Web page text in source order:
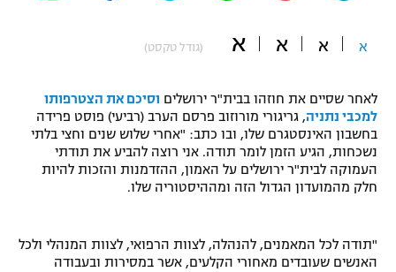
תקנון משתתפים וזוכים בפרסים
תקנון עבור פעילות ספורט 1 – "מרלן"
טניס
גיימינג E-Sports
תנאי שימוש
בייסבול MLB
ספורט אתגרי ואקסטרים
אומנויות לחימה
גיימינג E-Sports
א א א א (גודל טקסט)
לאחר שסיים את חוזהו בבית"ר ירושלים וסיכם את הצטרפותו
למכבי נתניה, גריגורי מורוזוב פרסם הערב (רביעי) פוסט פרידה
בחשבון האינסטגרם שלו, ובו כתב: "אחרי שלוש שנים וחצי בלתי
נשכחות, הגיע הזמן לומר תודה. אני רוצה להביע את תודתי
העמוקה לבית"ר ירושלים על האמון, ההזדמנות והזכות להיות
חלק מהמועדון הגדול הזה ומההיסטוריה שלו.
"תודה לכל המאמנים, להנהלה, לצוות הרפואי, לצוות המנהלי ולכל
האנשים שעובדים מאחורי הקלעים, אשר במסירות ובעבודה